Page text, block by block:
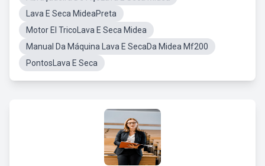
Lava E Seca MideaPreta
Motor El TricoLava E Seca Midea
Manual Da Máquina Lava E SecaDa Midea Mf200
PontosLava E Seca